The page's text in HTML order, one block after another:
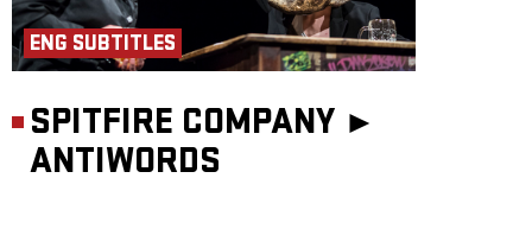
ENG SUBTITLES
SPITFIRE COMPANY ►
ANTIWORDS